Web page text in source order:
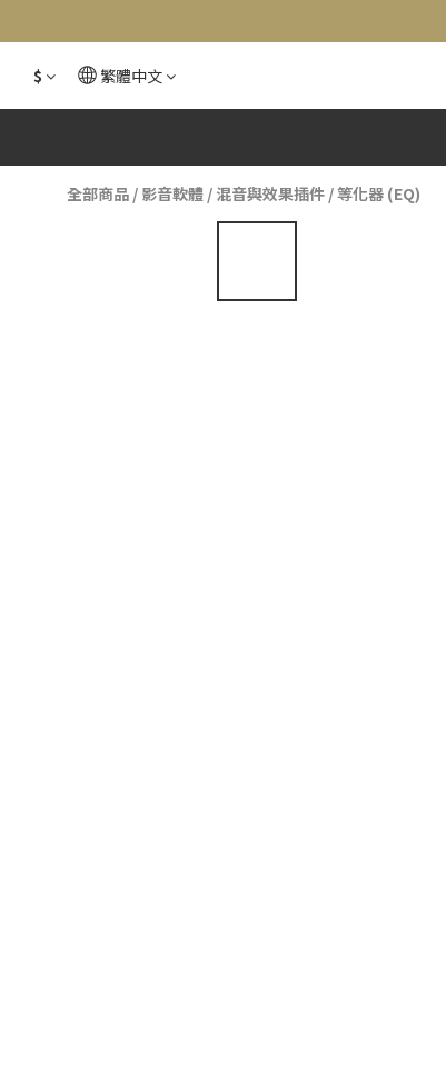
$ 繁體中文
全部商品 / 影音軟體 / 混音與效果插件 /等化器 (EQ)